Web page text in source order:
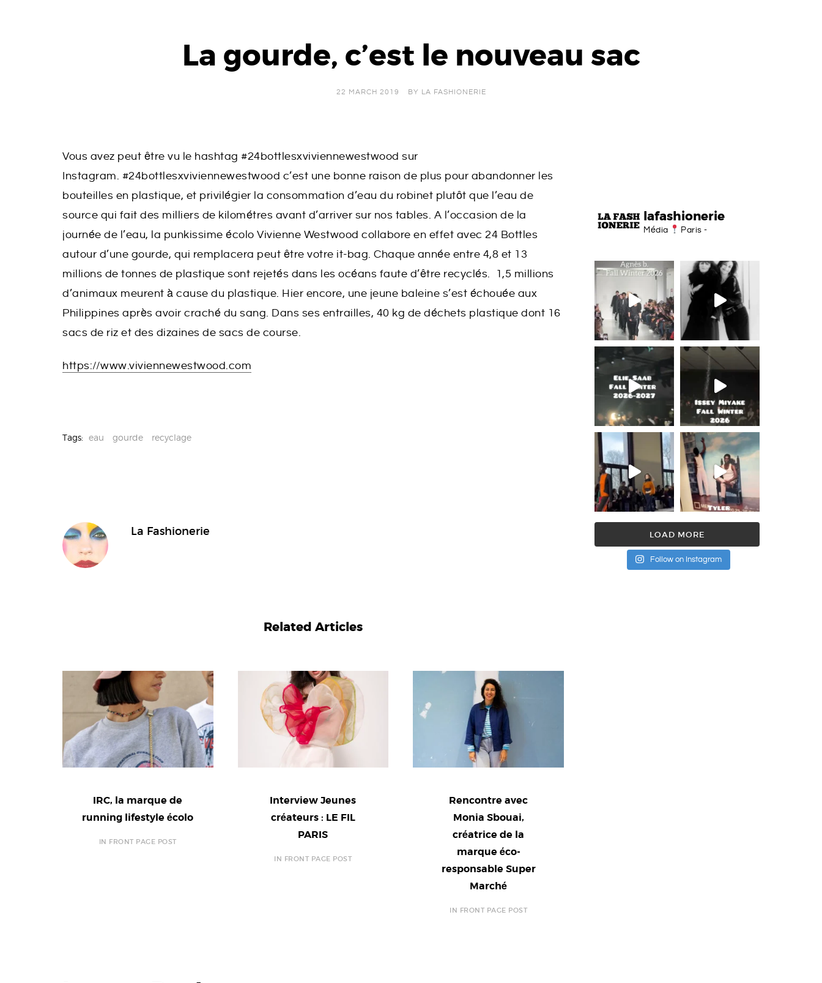
La gourde, c’est le nouveau sac
22 MARCH 2019 BY LA FASHIONERIE
Vous avez peut être vu le hashtag #24bottlesxviviennewestwood sur
Instagram. #24bottlesxviviennewestwood c’est une bonne raison de plus pour abandonner les
bouteilles en plastique, et privilégier la consommation d’eau du robinet plutôt que l’eau de
source qui fait des milliers de kilométres avant d’arriver sur nos tables. A l’occasion de la
journée de l’eau, la punkissime écolo Vivienne Westwood collabore en effet avec 24 Bottles
autour d’une gourde, qui remplacera peut être votre it-bag. Chaque année entre 4,8 et 13
millions de tonnes de plastique sont rejetés dans les océans faute d’être recyclés. 1,5 millions
d’animaux meurent à cause du plastique. Hier encore, une jeune baleine s’est échouée aux
Philippines après avoir craché du sang. Dans ses entrailles, 40 kg de déchets plastique dont 16
sacs de riz et des dizaines de sacs de course.
https://www.viviennewestwood.com
Tags: eau gourde recyclage
La Fashionerie
Related Articles
IRC, la marque de
running lifestyle écolo
IN FRONT PAGE POST
Interview Jeunes
créateurs : LE FIL
PARIS
IN FRONT PAGE POST
Rencontre avec
Monia Sbouai,
créatrice de la
marque éco-
responsable Super
Marché
IN FRONT PAGE POST
lafashionerie
Média Paris -
LOAD MORE
Follow on Instagram